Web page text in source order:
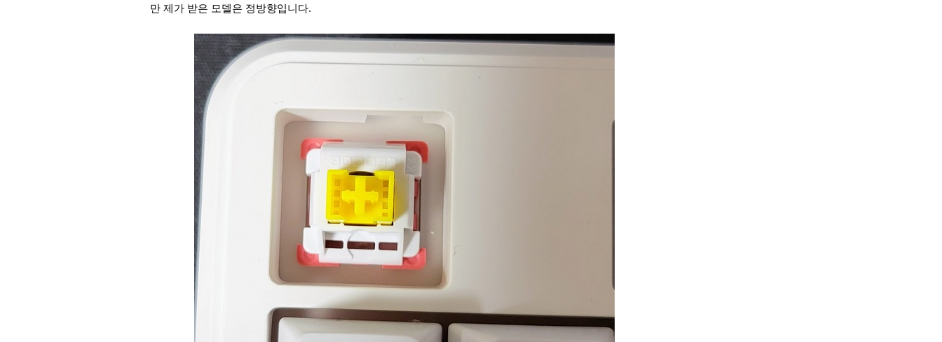
만 제가 받은 모델은 정방향입니다.